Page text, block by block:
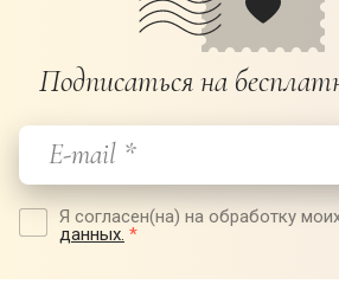
Подписаться на
Я согласен(на) на обработку
данных. *